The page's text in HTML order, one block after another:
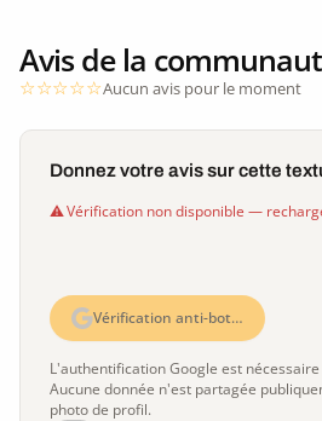
Avis de la
Aucun avis pour le moment
Donnez votre avis sur cette
Vérification non disponible —
Vérification anti-bot…
L'authentification Google est
Aucune donnée n'est partagée
photo de profil.